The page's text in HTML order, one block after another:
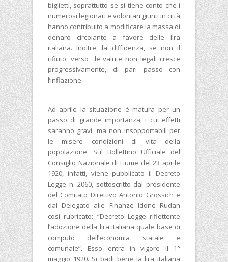
biglietti, soprattutto se si tiene conto che i
numerosi legionari e volontari giunti in città
hanno contribuito a modificare la massa di
denaro circolante a favore delle lira
italiana. Inoltre, la diffidenza, se non il
rifiuto, verso le valute non legali cresce
progressivamente, di pari passo con
l’inflazione.
Ad aprile la situazione è matura per un
passo di grande importanza, i cui effetti
saranno gravi, ma non insopportabili per
le misere condizioni di vita della
popolazione. Sul Bollettino Ufficiale del
Consiglio Nazionale di Fiume del 23 aprile
1920, infatti, viene pubblicato il Decreto
Legge n. 2060, sottoscritto dal presidente
del Comitato Direttivo Antonio Grossich e
dal Delegato alle Finanze Idone Rudan
così rubricato: “Decreto Legge riflettente
l’adozione della lira italiana quale base di
computo dell’economia statale e
comunale”. Esso entra in vigore il 1°
maggio 1920. Si badi bene la lira italiana